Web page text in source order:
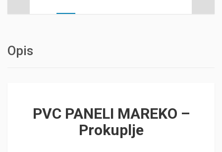
Opis
PVC PANELI MAREKO –
Prokuplje